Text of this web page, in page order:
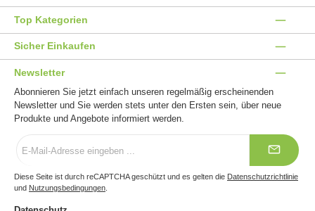
Top Kategorien
Sicher Einkaufen
Newsletter
Abonnieren Sie jetzt einfach unseren regelmäßig erscheinenden
Newsletter und Sie werden stets unter den Ersten sein, über neue
Produkte und Angebote informiert werden.
Mail-
Diese Seite ist durch reCAPTCHA geschützt und es gelten die Datenschutzrichtlinie
und Nutzungsbedingungen